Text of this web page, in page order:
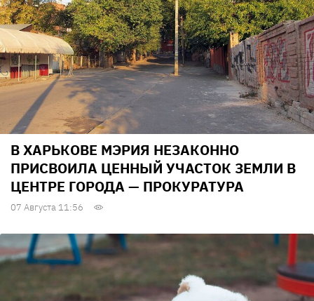
В ХАРЬКОВЕ МЭРИЯ НЕЗАКОННО
ПРИСВОИЛА ЦЕННЫЙ УЧАСТОК ЗЕМЛИ В
ЦЕНТРЕ ГОРОДА — ПРОКУРАТУРА
07 Августа 11:56